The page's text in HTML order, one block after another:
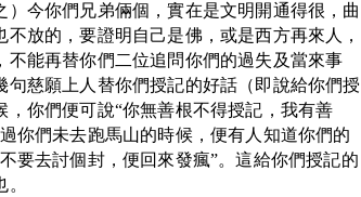
今你們兄弟倆個，實在是文明開通得很，曲
放的，要證明自己是佛，或是西方再來人，
能再替你們二位追問你們的過失及當來事
慈願上人替你們授記的好話（即說給你們授
你們便可說“你無善根不得授記，我有善
你們未去跑馬山的時候，便有人知道你們的
要去討個封，便回來發瘋”。這給你們授記的